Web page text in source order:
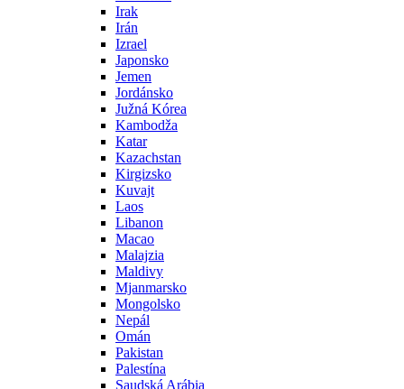
Irak
Irán
Izrael
Japonsko
Jemen
Jordánsko
Južná Kórea
Kambodža
Katar
Kazachstan
Kirgizsko
Kuvajt
Laos
Libanon
Macao
Malajzia
Maldivy
Mjanmarsko
Mongolsko
Nepál
Omán
Pakistan
Palestína
Saudská Arábia